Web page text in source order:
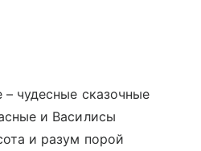
чудесные сказочные
и Василисы
и разум порой